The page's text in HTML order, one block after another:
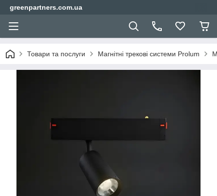
greenpartners.com.ua
Товари та послуги Магнітні трекові системи Prolum